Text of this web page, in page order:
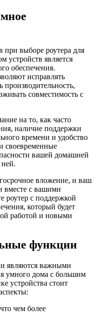
выборе роутера для
устройств является
обеспечения.
исправлять
производительность,
совместимость с
на то, как часто
наличие поддержки
времени и удобство
своевременные
вашей домашней
вложение, и ваш
вместе с вашими
роутер с поддержкой
который будет
работой и новыми
функции
являются важными
умного дома с большим
устройства стоит
чем более